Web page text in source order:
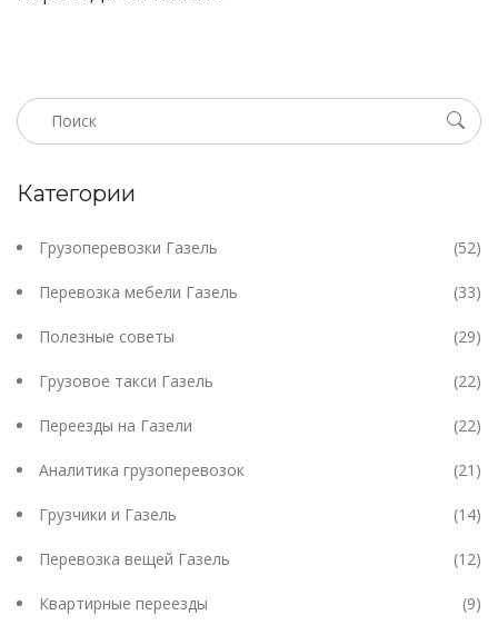
Категории
Грузоперевозки Газель (52)
Перевозка мебели Газель (33)
Полезные советы (29)
Грузовое такси Газель (22)
Переезды на Газели (22)
Аналитика грузоперевозок (21)
Грузчики и Газель (14)
Перевозка вещей Газель (12)
Квартирные переезды (9)